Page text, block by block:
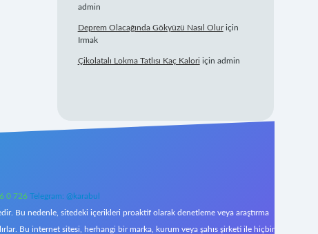
admin
Deprem Olacağında Gökyüzü Nasıl Oluriçin
Irmak
Çikolatalı Lokma Tatlısı Kaç Kalori için admin
0 726 Telegram: @karabul
Bu nedenle, sitedeki içerikleri proaktif olarak denetleme veya araştırma
Bu internet sitesi, herhangi bir marka, kurum veya şahıs şirketi ile hiçbir